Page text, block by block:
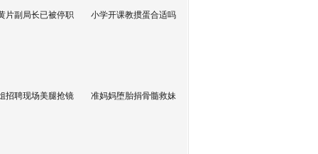
片副局长已被停职 小学开课教掼蛋合适吗
招聘现场美腿抢镜 准妈妈堕胎捐骨髓救妹